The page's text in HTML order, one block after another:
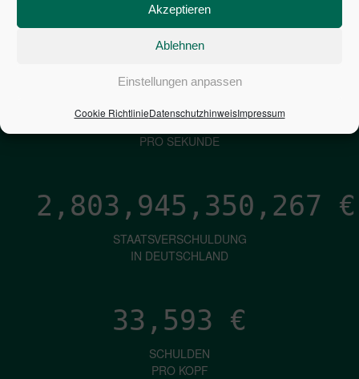
Akzeptieren
Ablehnen
Einstellungen anpassen
Cookie RichtlinieDatenschutzhinweisImpressum
NEUVERSCHULDUNG
PRO SEKUNDE
1,601€
ZINSEN
PRO SEKUNDE
2,803,945,351,114 €
STAATSVERSCHULDUNG
IN DEUTSCHLAND
33,593 €
SCHULDEN
PRO KOPF